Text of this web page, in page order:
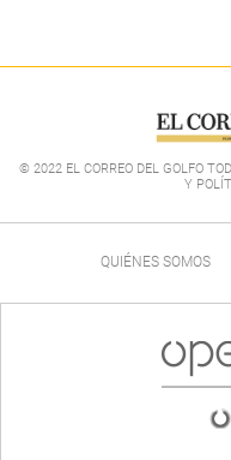
© 2022 EL CORREO DEL GOLFO
Y
QUIÉNES SOMOS